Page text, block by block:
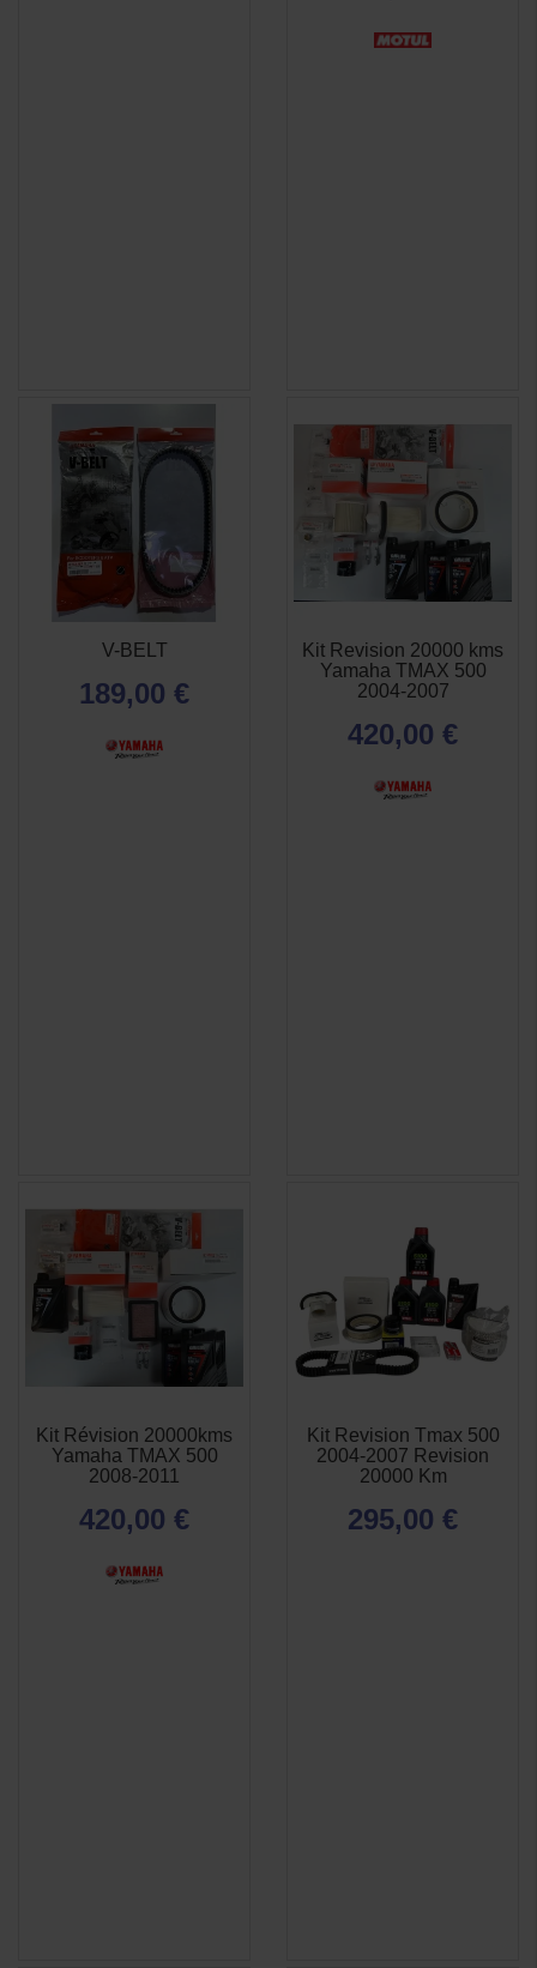
V-BELT
189,00 €
Kit Revision 20000 kms
Yamaha TMAX 500
2004-2007
420,00 €
APERÇU
RAPIDE
Kit Révision 20000kms
Yamaha TMAX 500
2008-2011
420,00 €
APERÇU
RAPIDE
Kit Revision Tmax 500
2004-2007 Revision
20000 Km
295,00 €
APERÇU
RAPIDE
APERÇU
RAPIDE